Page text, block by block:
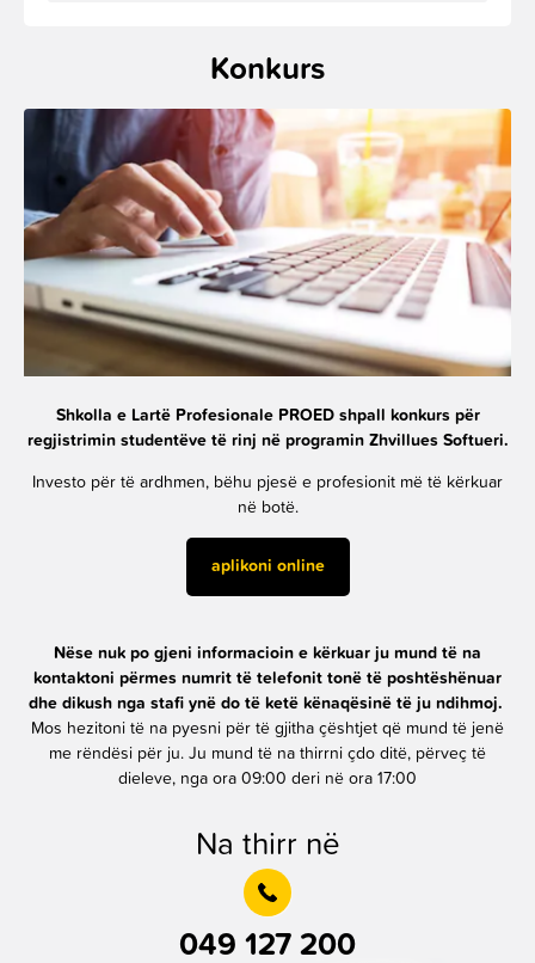
Konkurs
Shkolla e Lartë Profesionale PROED shpall konkurs për
regjistrimin studentëve të rinj në programin Zhvillues Softueri.
Investo për të ardhmen, bëhu pjesë e profesionit më të kërkuar
në botë.
aplikoni online
Nëse nuk po gjeni informacioin e kërkuar ju mund të na
kontaktoni përmes numrit të telefonit tonë të poshtëshënuar
dhe dikush nga stafi ynë do të ketë kënaqësinë të ju ndihmoj.
Mos hezitoni të na pyesni për të gjitha çështjet që mund të jenë
me rëndësi për ju. Ju mund të na thirrni çdo ditë, përveç të
dieleve, nga ora 09:00 deri në ora 17:00
Na thirr në
049 127 200